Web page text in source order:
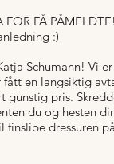
FOR FÅ
:)
Schumann! Vi
en langsiktig
gunstig pris.
du og hesten
dressuren